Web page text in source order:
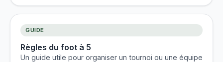
GUIDE
Règles du foot à 5
Un guide utile pour organiser un tournoi ou une équipe